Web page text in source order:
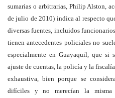
sumarias o arbitrarias, Philip Alston,
de julio de 2010) indica al respecto
diversas fuentes, incluidos
tienen antecedentes policiales no
especialmente en Guayaquil, que si
ajuste de cuentas, la policía y la
exhaustiva, bien porque se
difíciles y no merecían la misma